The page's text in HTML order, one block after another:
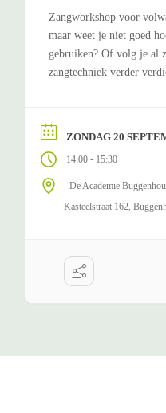
Zangworkshop voor
maar weet je niet goed
gebruiken? Of volg je al
zangtechniek verder
basisprincipes van een
ZONDAG 20
14:00 - 15:30
De Academie
Kasteelstraat 162,